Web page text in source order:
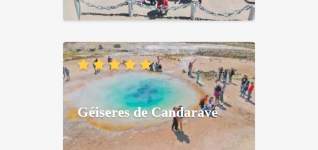
Géiseres de Candarave